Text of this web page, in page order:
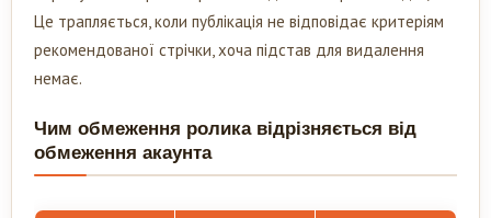
Це трапляється, коли публікація не відповідає критеріям
рекомендованої стрічки, хоча підстав для видалення
немає.
Чим обмеження ролика відрізняється від
обмеження акаунта